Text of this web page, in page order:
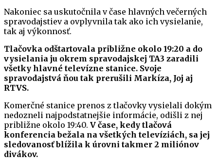
Nakoniec sa uskutočnila v čase hlavných večerných
spravodajstiev a ovplyvnila tak ako ich vysielanie,
tak aj výkonnosť.
Tlačovka odštartovala približne okolo 19:20 a do
vysielania ju okrem spravodajskej TA3 zaradili
všetky hlavné televízne stanice. Svoje
spravodajstvá ňou tak prerušili Markíza, Joj aj
RTVS.
Komerčné stanice prenos z tlačovky vysielali dokým
nedozneli najpodstatnejšie informácie, odišli z nej
približne okolo 19:40. V čase, kedy tlačová
konferencia bežala na všetkých televíziách, sa jej
sledovanosť blížila k úrovni takmer 2 miliónov
divákov.